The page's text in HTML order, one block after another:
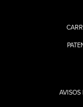
AVISOS